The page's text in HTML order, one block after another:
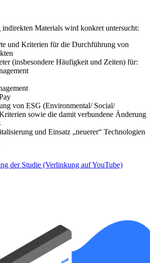
Materials wird konkret untersucht:
und Kriterien für die Durchführung von
(insbesondere Häufigkeit und Zeiten) für:
von ESG (Environmental/ Social/
sowie die damit verbundene Änderung
und Einsatz „neuerer“ Technologien
der Studie (Verlinkung auf YouTube)